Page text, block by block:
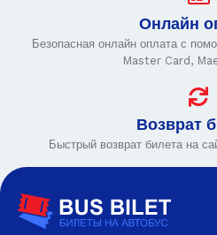
Онлайн
Безопасная онлайн оплата с
Master Card,
Возврат
Быстрый возврат билета на